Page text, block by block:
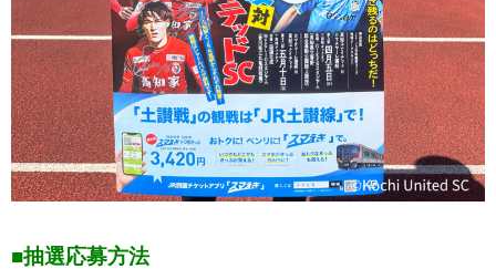
■抽選応募方法